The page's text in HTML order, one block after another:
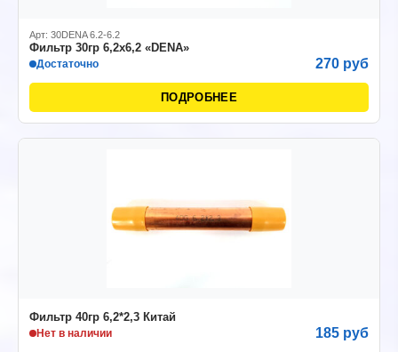
Арт: 30DENA 6.2-6.2
Фильтр 30гр 6,2х6,2 «DENA»
Достаточно 270 руб
ПОДРОБНЕЕ
Фильтр 40гр 6,2*2,3 Китай
Нет в наличии 185 руб